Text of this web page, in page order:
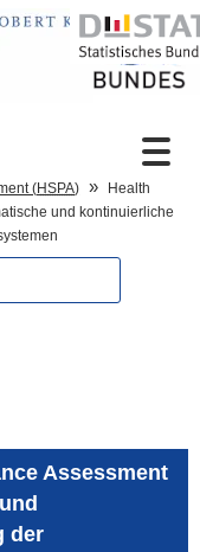
(HSPA)
Health
und kontinuierliche
Assessment
der